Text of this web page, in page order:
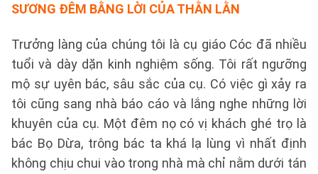
SƯƠNG ĐÊM BẰNG LỜI CỦA THẰN LẰN
Trưởng làng của chúng tôi là cụ giáo Cóc đã nhiều
tuổi và dày dặn kinh nghiệm sống. Tôi rất ngưỡng
mộ sự uyên bác, sâu sắc của cụ. Có việc gì xảy ra
tôi cũng sang nhà báo cáo và lắng nghe những lời
khuyên của cụ. Một đêm nọ có vị khách ghé trọ là
bác Bọ Dừa, trông bác ta khá lạ lùng vì nhất định
không chịu chui vào trong nhà mà chỉ nằm dưới tán